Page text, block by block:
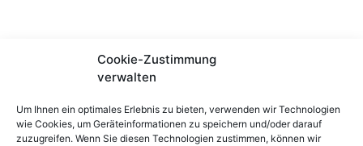
Cookie-Zustimmung
verwalten
Um Ihnen ein optimales Erlebnis zu bieten, verwenden wir Technologien
wie Cookies, um Geräteinformationen zu speichern und/oder darauf
zuzugreifen. Wenn Sie diesen Technologien zustimmen, können wir